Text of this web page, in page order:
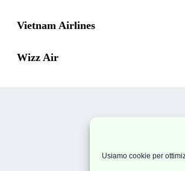
Usiamo cookie per
Vietnam Airlines
Wizz Air
Partnership Agenzie